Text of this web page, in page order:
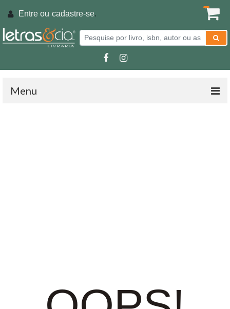
Entre ou cadastre-se.
Menu